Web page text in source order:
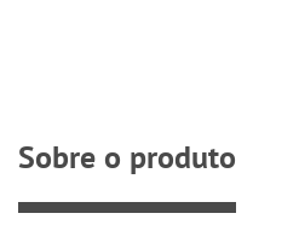
Sobre o produto